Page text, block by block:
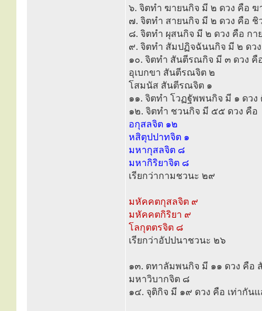
๖. จิตทำ ฆายนกิจ มี ๒ ดวง คือ
๗. จิตทำ สายนกิจ มี ๒ ดวง คือ
๘. จิตทำ ผุสนกิจ มี ๒ ดวง คือ ก
๙. จิตทำ สัมปฏิจฉันนกิจ มี ๒ ดว
๑๐. จิตทำ สันตีรณกิจ มี ๓ ดวง คื
อุเบกขา สันตีรณจิต ๒
โสมนัส สันตีรณจิต ๑
๑๑. จิตทำ โวฏฐัพพนกิจ มี ๑ ดว
๑๒. จิตทำ ชวนกิจ มี ๕๕ ดวง คือ
อกุสลจิต ๑๒
หสิตุปปาทจิต ๑
มหากุสลจิต ๘
มหากิริยาจิต ๘
เรียกว่ากามชวนะ ๒๙
มหัคคตกุสลจิต ๙
มหัคคตกิริยา ๙
โลกุตตรจิต ๘
เรียกว่าอัปปนาชวนะ ๒๖
๑๓. ตทาลัมพนกิจ มี ๑๑ ดวง คือ
มหาวิบากจิต ๘
๑๔. จุติกิจ มี ๑๙ ดวง คือ เท่ากัน